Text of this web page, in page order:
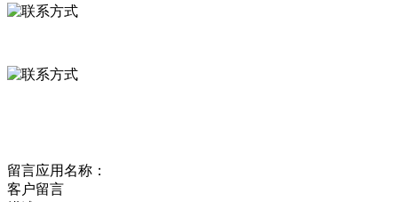
留言应用名称：
客户留言